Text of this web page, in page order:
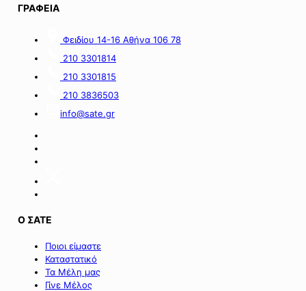
της
Σαμοθράκης».
ΓΡΑΦΕΙΑ
Φειδίου 14-16 Αθήνα 106 78
210 3301814
210 3301815
210 3836503
info@sate.gr
Ο ΣΑΤΕ
Ποιοι είμαστε
Καταστατικό
Τα Μέλη μας
Γίνε Μέλος